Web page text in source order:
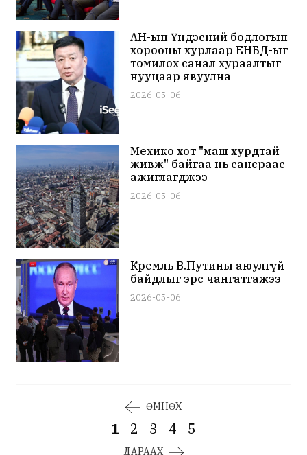
АН-ын Үндэсний бодлогын
хорооны хурлаар ЕНБД-ыг
томилох санал хураалтыг
нууцаар явуулна
2026-05-06
Мехико хот "маш хурдтай
живж" байгаа нь сансраас
ажиглагджээ
2026-05-06
Кремль В.Путины аюулгүй
байдлыг эрс чангатгажээ
2026-05-06
ӨМНӨХ
1 2 3 4 5
ДАРААХ